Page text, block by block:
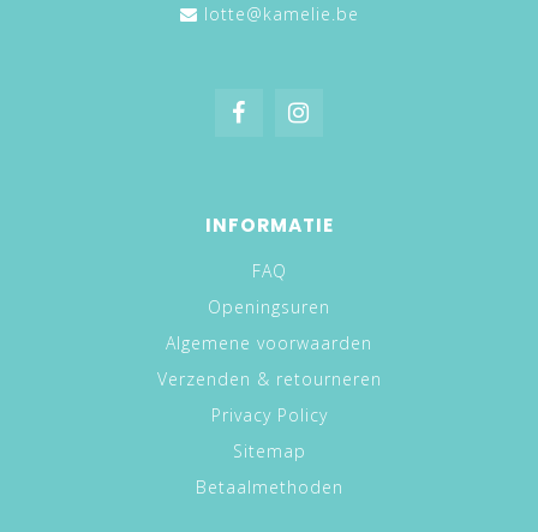
lotte@kamelie.be
INFORMATIE
FAQ
Openingsuren
Algemene voorwaarden
Verzenden & retourneren
Privacy Policy
Sitemap
Betaalmethoden